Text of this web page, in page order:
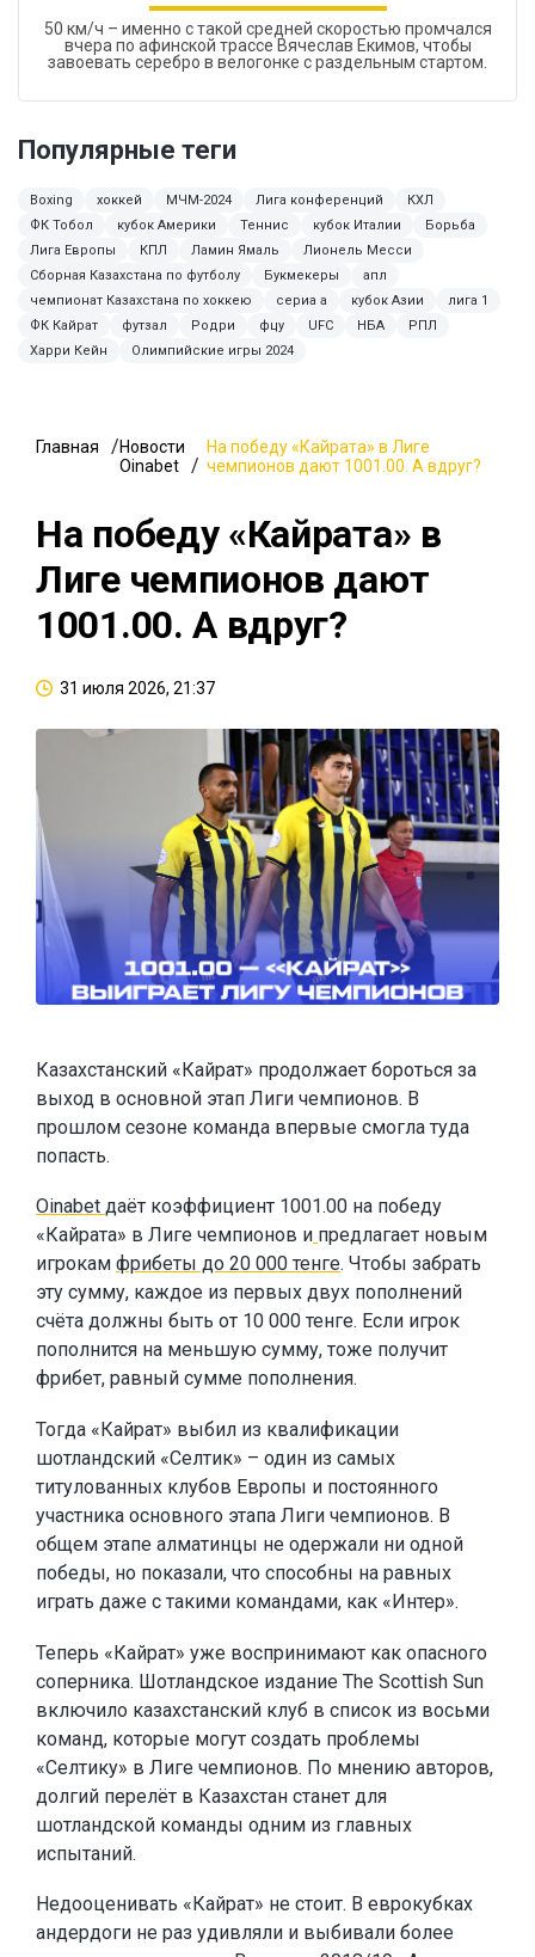
50 км/ч – именно с такой средней скоростью промчался
вчера по афинской трассе Вячеслав Екимов, чтобы
завоевать серебро в велогонке с раздельным стартом.
Популярные теги
Boxing хоккей МЧМ-2024 Лига конференций
КХЛ
ФК Тобол
кубок Америки Теннис кубок Италии
Борьба
Лига Европы
КПЛ Ламин Ямаль
Лионель Месси
Сборная Казахстана по футболу
Букмекеры
апл
чемпионат Казахстана по хоккею
сериа а кубок Азии
лига 1
ФК Кайрат
футзал Родри фцу UFC НБА
РПЛ
Харри Кейн
Олимпийские игры 2024
Главная
Новости
Oinabet
На победу «Кайрата» в Лиге
чемпионов дают 1001.00. А вдруг?
На победу «Кайрата» в
Лиге чемпионов дают
1001.00. А вдруг?
31 июля 2026, 21:37
Казахстанский «Кайрат» продолжает бороться за
выход в основной этап Лиги чемпионов. В
прошлом сезоне команда впервые смогла туда
попасть.
Oinabet даёт коэффициент 1001.00 на победу
«Кайрата» в Лиге чемпионов и предлагает новым
игрокам фрибеты до 20 000 тенге. Чтобы забрать
эту сумму, каждое из первых двух пополнений
счёта должны быть от 10 000 тенге. Если игрок
пополнится на меньшую сумму, тоже получит
фрибет, равный сумме пополнения.
Тогда «Кайрат» выбил из квалификации
шотландский «Селтик» – один из самых
титулованных клубов Европы и постоянного
участника основного этапа Лиги чемпионов. В
общем этапе алматинцы не одержали ни одной
победы, но показали, что способны на равных
играть даже с такими командами, как «Интер».
Теперь «Кайрат» уже воспринимают как опасного
соперника. Шотландское издание The Scottish Sun
включило казахстанский клуб в список из восьми
команд, которые могут создать проблемы
«Селтику» в Лиге чемпионов. По мнению авторов,
долгий перелёт в Казахстан станет для
шотландской команды одним из главных
испытаний.
Недооценивать «Кайрат» не стоит. В еврокубках
андердоги не раз удивляли и выбивали более